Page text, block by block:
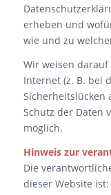
erheben und
wie und zu
Wir weisen
Internet (z. B. bei
Sicherheitslücken
Schutz der Daten
möglich.
Hinweis zur
Die
dieser Website ist: